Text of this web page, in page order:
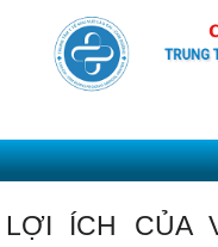
LỢI ÍCH CỦA